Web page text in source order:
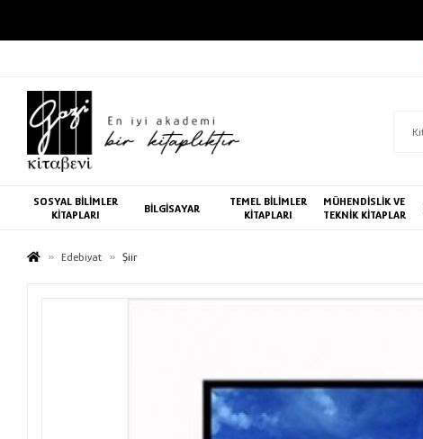
SOSYAL BİLİMLER
KİTAPLARI
BİLGİSAYAR
TEMEL BİLİMLER
KİTAPLARI
MÜHENDİSLİK VE
TEKNİK KİTAPLAR
Edebiyat Şiir